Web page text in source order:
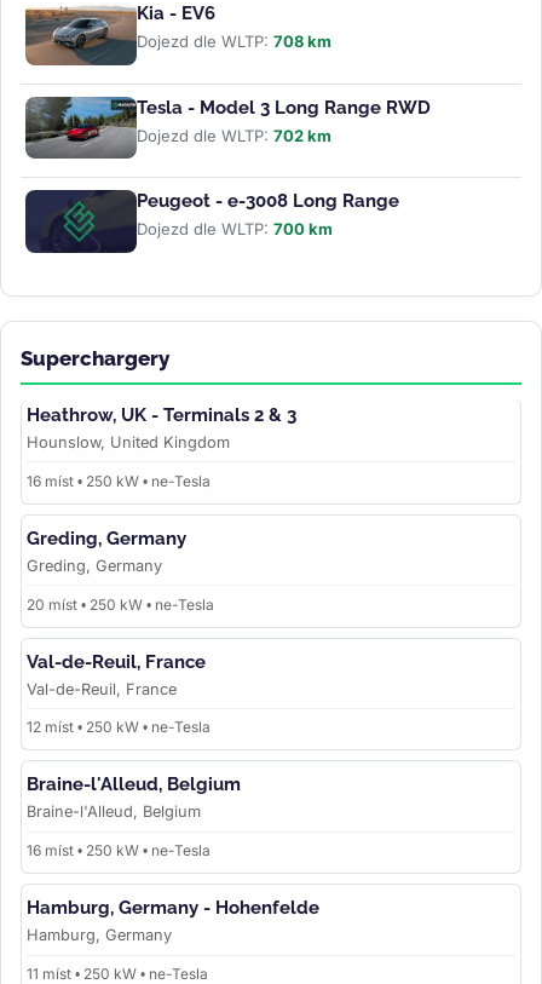
Kia - EV6
Dojezd dle WLTP: 708 km
Tesla - Model 3 Long Range RWD
Dojezd dle WLTP: 702 km
Peugeot - e-3008 Long Range
Dojezd dle WLTP: 700 km
Superchargery
Heathrow, UK - Terminals 2 & 3
Hounslow, United Kingdom
16 míst • 250 kW • ne-Tesla
Greding, Germany
Greding, Germany
20 míst • 250 kW • ne-Tesla
Val-de-Reuil, France
Val-de-Reuil, France
12 míst • 250 kW • ne-Tesla
Braine-l'Alleud, Belgium
Braine-l'Alleud, Belgium
16 míst • 250 kW • ne-Tesla
Hamburg, Germany - Hohenfelde
Hamburg, Germany
11 míst • 250 kW • ne-Tesla